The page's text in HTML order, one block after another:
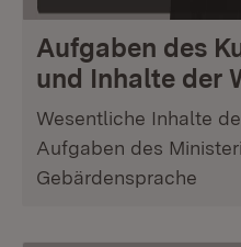
Aufgaben des
und Inhalte der
Wesentliche Inhalte
Aufgaben des
Gebärdensprache